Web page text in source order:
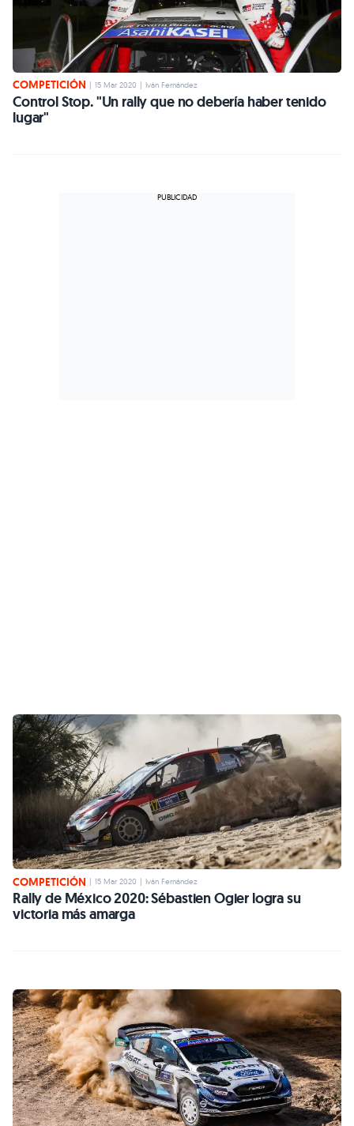
COMPETICIÓN | 15 Mar 2020 | Iván Fernández
Control Stop. "Un rally que no debería haber tenido
lugar"
COMPETICIÓN 15 Mar 2020 Iván Fernández
Rally de México 2020: Sébastien Ogier logra su
victoria más amarga